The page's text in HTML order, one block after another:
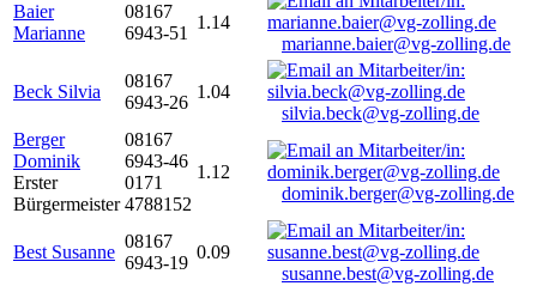
Baier
Marianne
08167
6943-51
1.14
marianne.baier@vg-zolling.de
Beck Silvia
08167
6943-26
1.04
silvia.beck@vg-zolling.de
Berger
Dominik
Erster
Bürgermeister
08167
6943-46
0171
4788152
1.12
dominik.berger@vg-zolling.de
Best Susanne
08167
6943-19
0.09
susanne.best@vg-zolling.de